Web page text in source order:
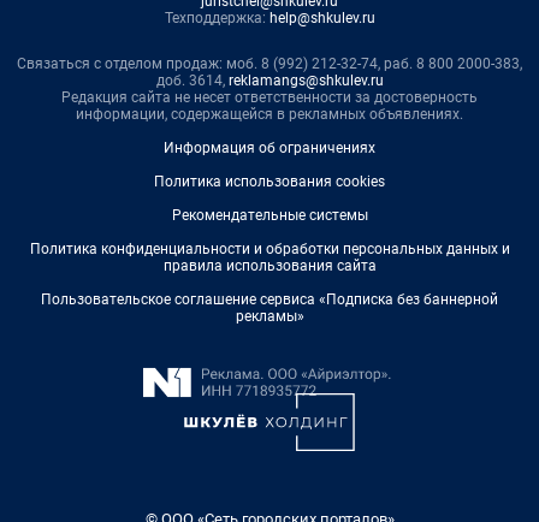
Техподдержка: help@shkulev.ru
Связаться с отделом продаж: моб. 8 (992) 212-32-74, раб. 8 800 2000-383,
доб. 3614, reklamangs@shkulev.ru
Редакция сайта не несет ответственности за достоверность
информации, содержащейся в рекламных объявлениях.
Информация об ограничениях
Политика использования cookies
Рекомендательные системы
Политика конфиденциальности и обработки персональных данных и
правила использования сайта
Пользовательское соглашение сервиса «Подписка без баннерной
рекламы»